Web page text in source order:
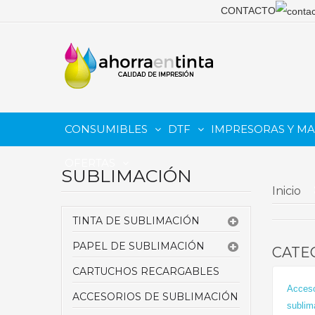
CONTACTO
CONSUMIBLES DTF IMPRESORAS Y
SUBLIMACIÓN
TINTA DE SUBLIMACIÓN
PAPEL DE SUBLIMACIÓN
CARTUCHOS RECARGABLES
ACCESORIOS DE SUBLIMACIÓN
Inicio